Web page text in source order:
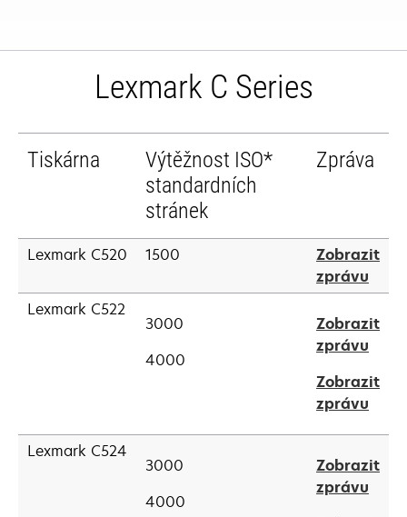
Lexmark C Series
Tiskárna
Výtěžnost ISO*
standardních
stránek
Zpráva
Lexmark C520 1500
Zobrazit
zprávu
in
a
Lexmark C522
3000
4000
Zobrazit
zprávu
a
new
tab
Zobrazit
zprávu
new
tab
Lexmark C524
3000
4000
Zobrazit
zprávu